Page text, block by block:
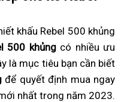
khấu Rebel 500 khủng
500 khủng có nhiều ưu
là mục tiêu ở
đâu
chiết
khấu
khủng
bạn cần biết
để quyết định vệ
sinh
mua ngay
nhất sửa
trong năm 2023.